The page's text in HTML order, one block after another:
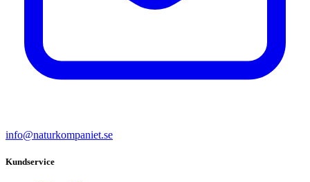
info@naturkompaniet.se
Kundservice